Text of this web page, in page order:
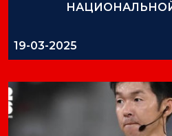
19-03-2025